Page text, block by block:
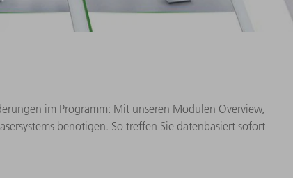
im Programm: Mit unseren Modulen Overview,
benötigen. So treffen Sie datenbasiert sofort